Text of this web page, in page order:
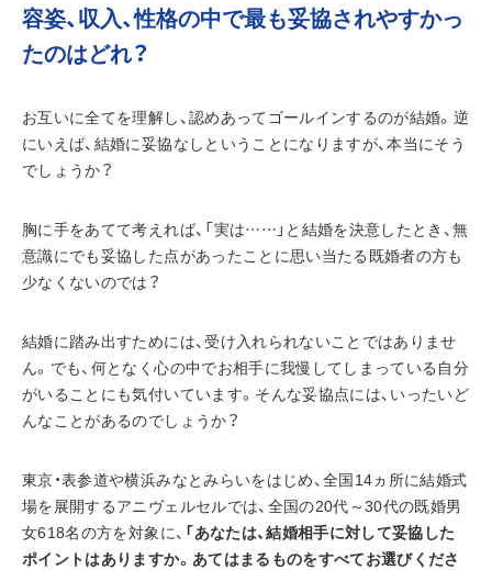
容姿、収入、性格の中で最も妥協されやすかっ
たのはどれ？
お互いに全てを理解し、認めあってゴールインするのが結婚。逆
にいえば、結婚に妥協なしということになりますが、本当にそう
でしょうか？
胸に手をあてて考えれば、「実は……」と結婚を決意したとき、無
意識にでも妥協した点があったことに思い当たる既婚者の方も
少なくないのでは？
結婚に踏み出すためには、受け入れられないことではありませ
ん。でも、何となく心の中でお相手に我慢してしまっている自分
がいることにも気付いています。そんな妥協点には、いったいど
んなことがあるのでしょうか？
東京・表参道や横浜みなとみらいをはじめ、全国14ヵ所に結婚式
場を展開するアニヴェルセルでは、全国の20代～30代の既婚男
女618名の方を対象に、 「あなたは、結婚相手に対して妥協した
ポイントはありますか。あてはまるものをすべてお選びくださ